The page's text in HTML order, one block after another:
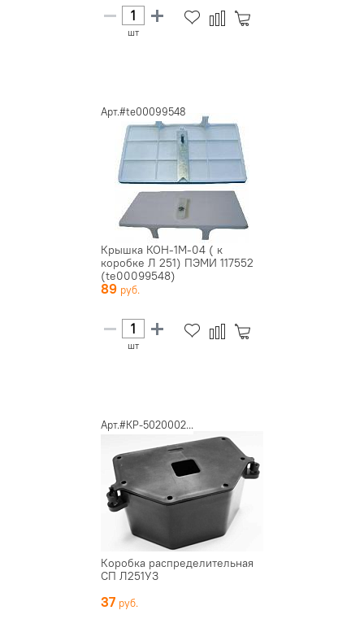
шт
Арт.#te00099548
Крышка КОН-1М-04 ( к
коробке Л 251) ПЭМИ 117552
(te00099548)
89
шт
Арт.#КР-5020002...
Коробка распределительная
СП Л251УЗ
37